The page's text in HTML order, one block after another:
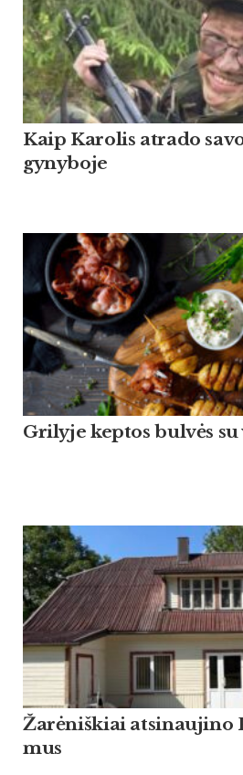
Kaip Ka­ro­lis at­ra­do
gy­ny­bo­je
Grilyje keptos bulvės su
Žarė­niš­kiai at­si­nau­ji­no
mus